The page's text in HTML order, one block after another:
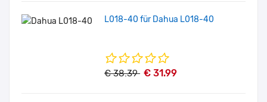
L018-40 für Dahua L018-40
€ 38.39 € 31.99